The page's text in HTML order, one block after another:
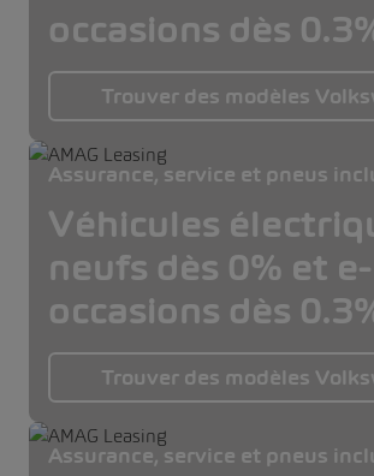
occasions dès
Trouver des modèles
Assurance, service et pneus
Véhicules
neufs dès 0% et e-
occasions dès
Trouver des modèles
Assurance, service et pneus